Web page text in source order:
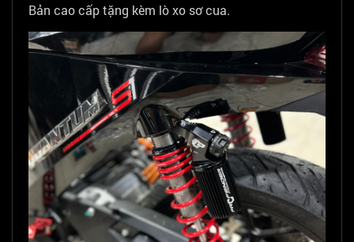
Bản cao cấp tặng kèm lò xo sơ cua.